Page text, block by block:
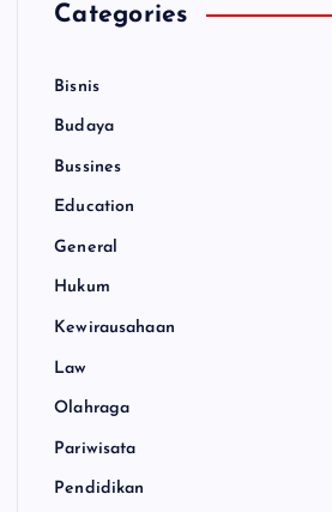
Categories
Bisnis
Budaya
Bussines
Education
General
Hukum
Kewirausahaan
Law
Olahraga
Pariwisata
Pendidikan